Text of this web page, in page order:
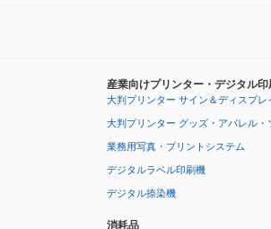
産業向けプリンター・デジタル印
大判プリンター サイン＆ディスプレ
大判プリンター グッズ・アパレル・
業務用写真・プリントシステム
デジタルラベル印刷機
デジタル捺染機
消耗品